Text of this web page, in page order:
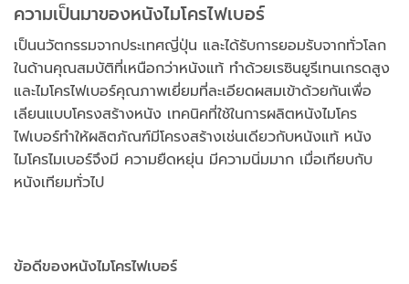
ความเป็นมาของหนังไมโครไฟเบอร์
เป็นนวัตกรรมจากประเทศญี่ปุ่น และได้รับการยอมรับจากทั่วโลก
ในด้านคุณสมบัติที่เหนือกว่าหนังแท้ ทำด้วยเรซินยูรีเทนเกรดสูง
และไมโครไฟเบอร์คุณภาพเยี่ยมที่ละเอียดผสมเข้าด้วยกันเพื่อ
เลียนแบบโครงสร้างหนัง เทคนิคที่ใช้ในการผลิตหนังไมโคร
ไฟเบอร์ทำให้ผลิตภัณฑ์มีโครงสร้างเช่นเดียวกับหนังแท้ หนัง
ไมโครไมเบอร์จึงมี ความยืดหยุ่น มีความนิ่มมาก เมื่อเทียบกับ
หนังเทียมทั่วไป
ข้อดีของหนังไมโครไฟเบอร์